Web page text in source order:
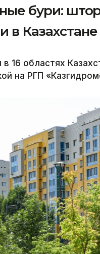
бури:
в Казахстане
областях
на РГП